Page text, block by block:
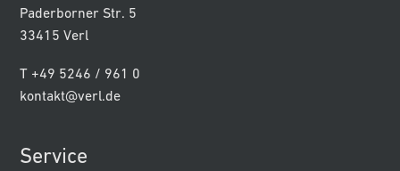
Paderborner Str. 5
33415 Verl
T +49 5246 / 961 0
kontakt@verl.de
Service